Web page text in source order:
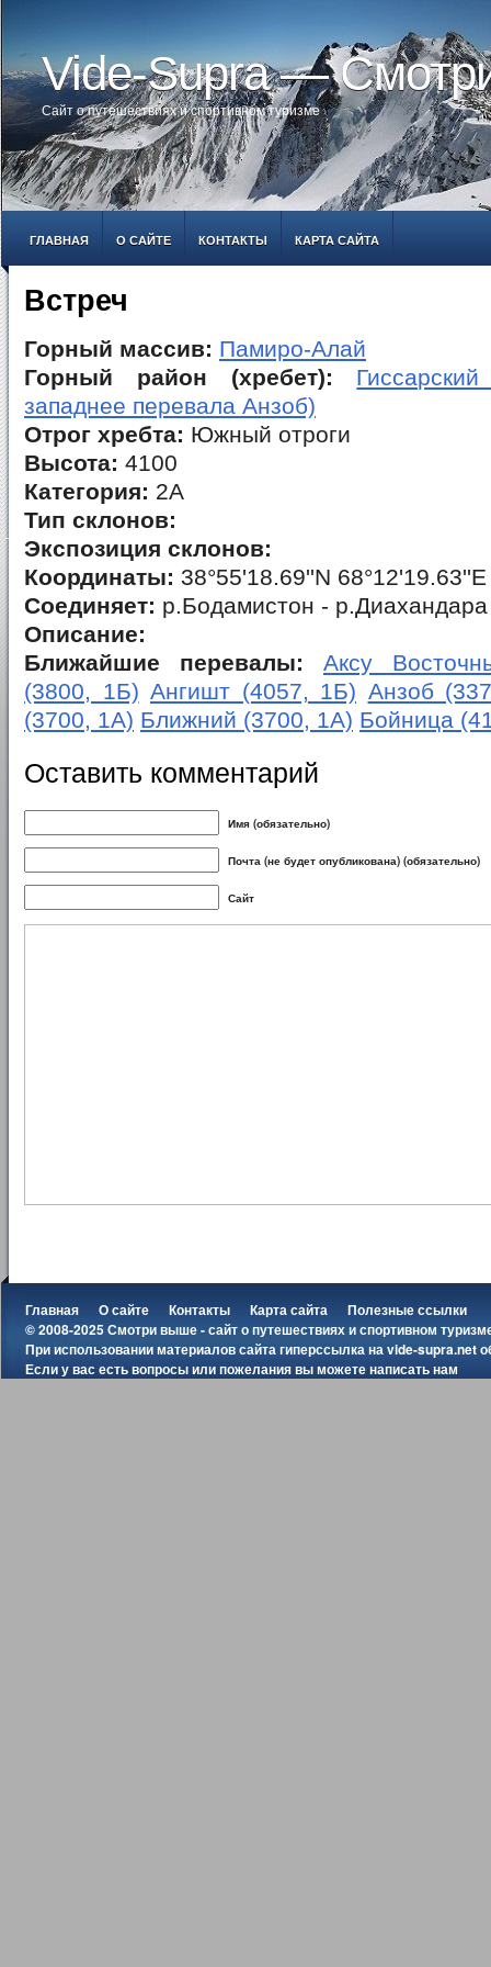
Vide-Supra —
Сайт о путешествиях и спортивном туризме
ГЛАВНАЯ О САЙТЕ КОНТАКТЫ КАРТА САЙТА
Встреч
Горный массив: Памиро-Алай
Горный район (хребет):
западнее перевала Анзоб)
Отрог хребта: Южный отроги
Высота: 4100
Категория: 2А
Тип склонов:
Экспозиция склонов:
Координаты: 38°55'18.69''N 68°12'19.63''E
Соединяет: р.Бодамистон - р.Диахандара
Описание:
Ближайшие перевалы:
Аксу
(3800, 1Б) Ангишт (4057, 1Б) Анзоб
(3700, 1А) Ближний (3700, 1А) Бойница
Оставить комментарий
Имя (обязательно)
Почта (не будет опубликована) (обязательно)
Сайт
Главная О сайте Контакты Карта сайта
Полезные ссылки
© 2008-2025 Смотри выше - сайт о путешествиях и спортивном
При использовании материалов сайта гиперссылка наvide-supra.net
Если у вас есть вопросы или пожелания вы можетенаписать нам